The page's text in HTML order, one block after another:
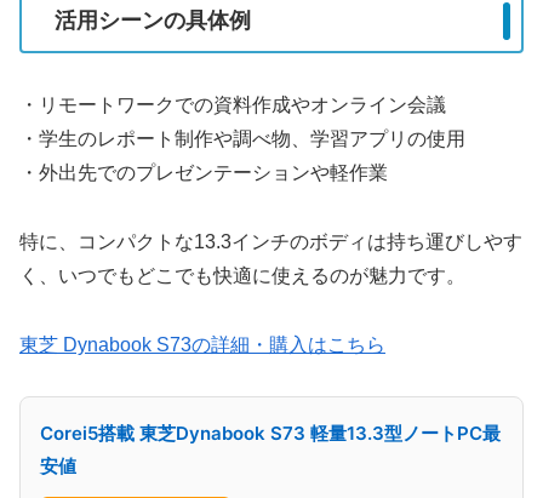
活用シーンの具体例
・リモートワークでの資料作成やオンライン会議
・学生のレポート制作や調べ物、学習アプリの使用
・外出先でのプレゼンテーションや軽作業
特に、コンパクトな13.3インチのボディは持ち運びしやす
く、いつでもどこでも快適に使えるのが魅力です。
東芝 Dynabook S73の詳細・購入はこちら
Corei5搭載 東芝Dynabook S73 軽量13.3型ノートPC最
安値